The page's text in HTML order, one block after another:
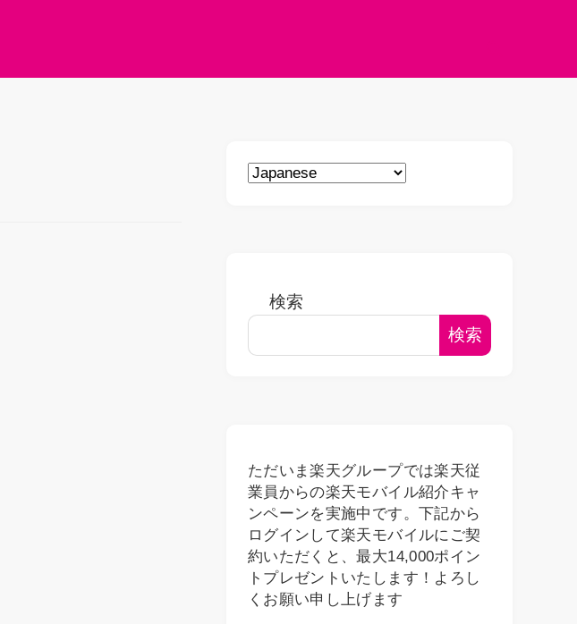
検索
検索
ただいま楽天グループでは楽天従
業員からの楽天モバイル紹介キャ
ンペーンを実施中です。下記から
ログインして楽天モバイルにご契
約いただくと、最大14,000ポイン
トプレゼントいたします！よろし
くお願い申し上げます